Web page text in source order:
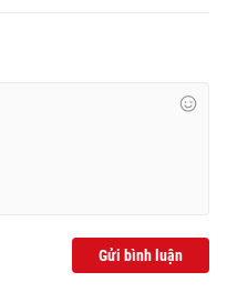
Gửi bình luận